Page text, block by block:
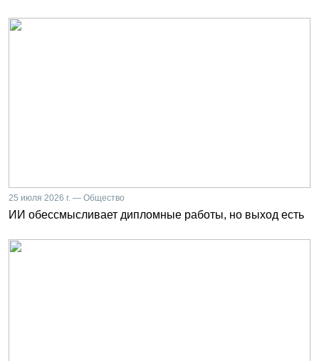
25 июля 2026 г. — Общество
ИИ обессмысливает дипломные работы, но выход есть